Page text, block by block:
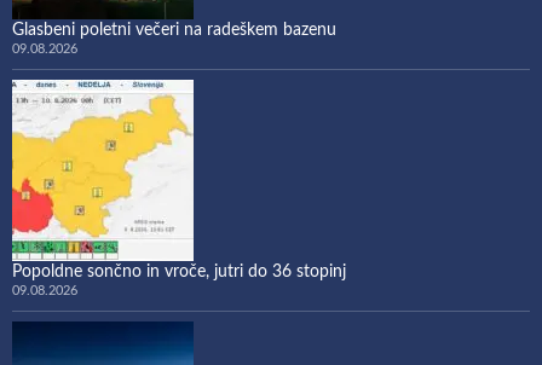
Glasbeni poletni večeri na radeškem bazenu
09.08.2026
Popoldne sončno in vroče, jutri do 36 stopinj
09.08.2026